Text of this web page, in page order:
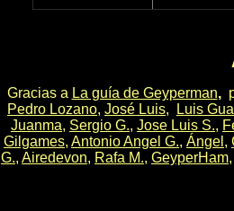
Gracias a La guía de Geyperman,
Pedro Lozano, José Luis,
Luis
Juanma, Sergio G., Jose Luis S.,
Gilgames, Antonio Angel G., Ángel ,
G., Airedevon, Rafa M., GeyperHam